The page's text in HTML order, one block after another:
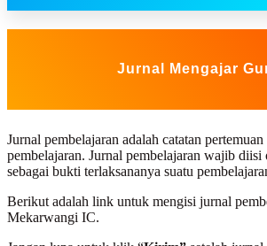
Jurnal Mengajar
Jurnal pembelajaran adalah catatan
pembelajaran. Jurnal pembelajaran wajib diisi
sebagai bukti terlaksananya suatu
Berikut adalah link untuk mengisi jurnal
Mekarwangi IC.